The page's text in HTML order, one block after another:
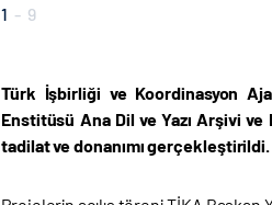
1 - 9
Türk İşbirliği ve Koordinasyon
Enstitüsü Ana Dil ve Yazı Arşivi ve
tadilat ve donanımı gerçekleştirildi.